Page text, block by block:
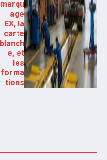
marqu
age
EX, la
carte
blanch
e, et
les
forma
tions